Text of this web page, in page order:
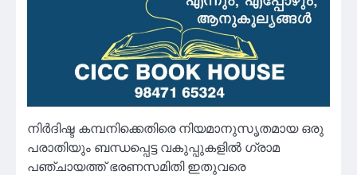
നിർദിഷ്ട കമ്പനിക്കെതിരെ നിയമാനുസൃതമായ ഒരു
പരാതിയും ബന്ധപ്പെട്ട വകുപ്പുകളിൽ ഗ്രാമ
പഞ്ചായത്ത് ഭരണസമിതി ഇതുവരെ